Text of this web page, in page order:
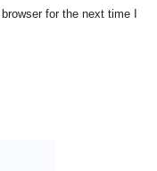
for the next time I